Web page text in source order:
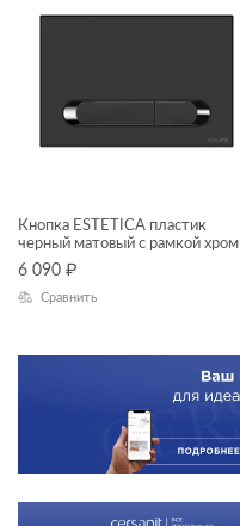
Кнопка ESTETICA пластик
черный матовый с рамкой хром
6 090 ₽
Сравнить